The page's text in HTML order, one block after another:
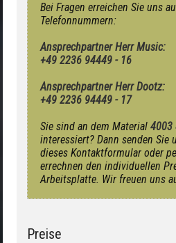
Bei Fragen erreichen Sie uns
Telefonnummern:
Ansprechpartner Herr Music:
+49 2236 94449 - 16
Ansprechpartner Herr Dootz:
+49 2236 94449 - 17
Sie sind an dem Material 4003
interessiert? Dann senden Sie
dieses Kontaktformular oder
errechnen den individuellen
Arbeitsplatte. Wir freuen uns
Preise